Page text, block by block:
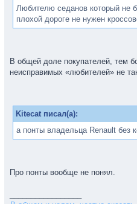
Любителю седанов который не
плохой дороге не нужен
В общей доле покупателей, тем
неисправимых «любителей» не
Kitecat писал(а):
а понты владельца Renault без
Про понты вообще не понял.